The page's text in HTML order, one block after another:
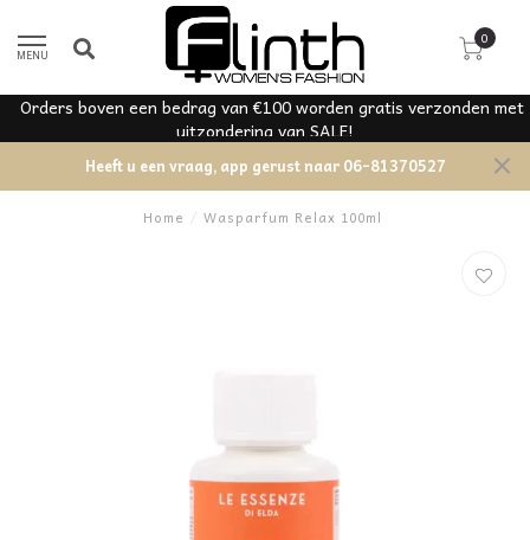
MENU
0
van €100 worden gratis verzonden met
Heeft u een vraag, app gerust naar 06-81370527
Home / Wasparfum Relax 100ml